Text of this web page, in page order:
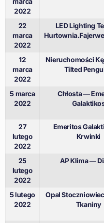
2022
22
marca
2022
LED Lighting
12
marca
2022
Nieruchomości
Tilted
5 marca
2022
Chłosta —
27
lutego
2022
Emeritos
Krwinki
25
lutego
2022
AP Klima —
5 lutego
2022
Opal
Tkaniny